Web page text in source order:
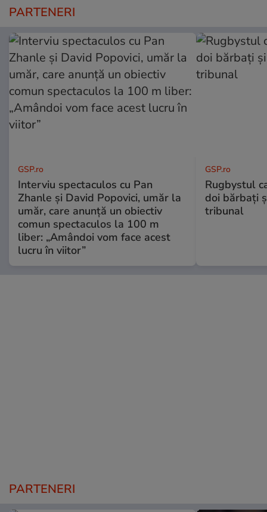
PARTENERI
GSP.ro
Interviu spectaculos cu Pan
Zhanle și David Popovici, umăr la
umăr, care anunță un obiectiv
comun spectaculos la 100 m
liber: „Amândoi vom face acest
lucru în viitor”
GSP.ro
Rugbystul
doi bărbați
tribunal
PARTENERI